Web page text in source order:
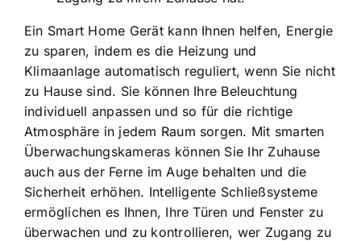
Ein Smart Home Gerät kann Ihnen helfen, Energie
zu sparen, indem es die Heizung und
Klimaanlage automatisch reguliert, wenn Sie nicht
zu Hause sind. Sie können Ihre Beleuchtung
individuell anpassen und so für die richtige
Atmosphäre in jedem Raum sorgen. Mit smarten
Überwachungskameras können Sie Ihr Zuhause
auch aus der Ferne im Auge behalten und die
Sicherheit erhöhen. Intelligente Schließsysteme
ermöglichen es Ihnen, Ihre Türen und Fenster zu
überwachen und zu kontrollieren, wer Zugang zu